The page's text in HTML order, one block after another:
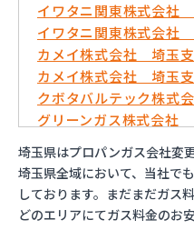
イワタニ関東株式会社
イワタニ関東株式会社
カメイ株式会社 埼玉
カメイ株式会社 埼玉
クボタバルテック株式
グリーンガス株式会社
さいたま農業協同組合
サシダ商事株式会社
さわだ商店
ツルミエネルギー株式
埼玉県はプロパンガス会社変
埼玉県全域において、当社で
しております。まだまだガス
どのエリアにてガス料金のお